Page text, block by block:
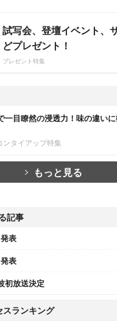
試写会、登壇イベント、
どプレゼント！
プレゼント特集
一目瞭然の浸透力！味の違い
ンタイアップ特集
もっと見る
記事
表
表
初放送決定
スランキング